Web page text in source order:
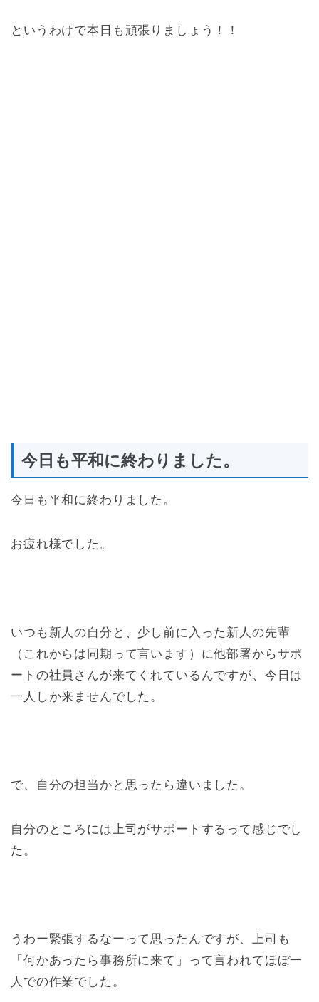
というわけで本日も頑張りましょう！！
今日も平和に終わりました。
今日も平和に終わりました。
お疲れ様でした。
いつも新人の自分と、少し前に入った新人の先輩
（これからは同期って言います）に他部署からサポ
ートの社員さんが来てくれているんですが、今日は
一人しか来ませんでした。
で、自分の担当かと思ったら違いました。
自分のところには上司がサポートするって感じでし
た。
うわー緊張するなーって思ったんですが、上司も
「何かあったら事務所に来て」って言われてほぼ一
人での作業でした。